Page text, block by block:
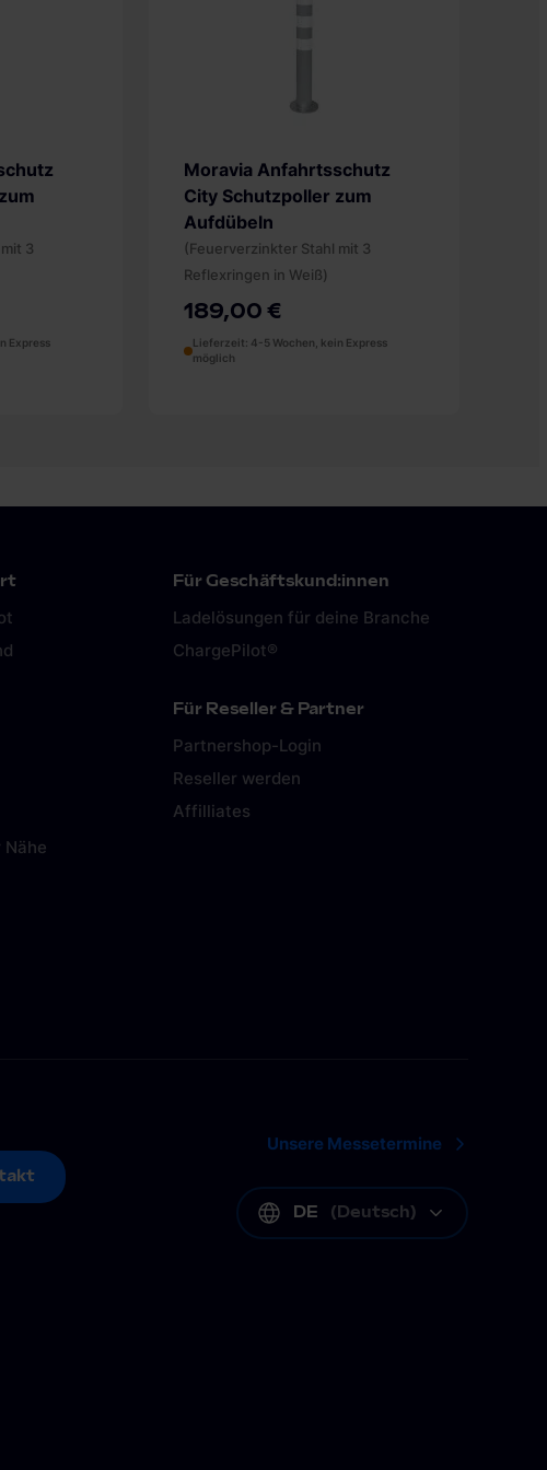
3
Express
Moravia Anfahrtsschutz
City Schutzpoller zum
Aufdübeln
(Feuerverzinkter Stahl mit 3
Reflexringen in Weiß)
189,00 €
Lieferzeit: 4-5 Wochen, kein Express
möglich